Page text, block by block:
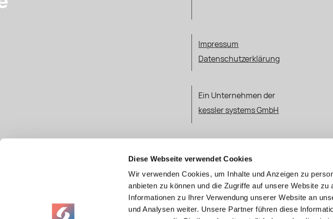
Diese Webseite verwendet Cookies
Wir verwenden Cookies, um Inhalte und Anzeigen zu
anbieten zu können und die Zugriffe auf unsere Website zu
Informationen zu Ihrer Verwendung unserer Website an
und Analysen weiter. Unsere Partner führen diese
Impressum
Datenschutzerklärung
Ein Unternehmen der
kessler systems GmbH
COMPLEX